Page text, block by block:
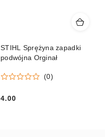
STIHL Sprężyna zapadki
podwójna Orginał
(0)
Cena:
4.00